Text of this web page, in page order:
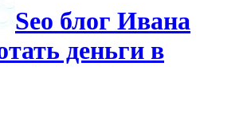
Seo блог Ивана
деньги в